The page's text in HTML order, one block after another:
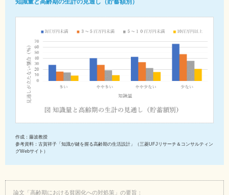
知識量と高齢期の生計の見通し（貯蓄額別）
作成：藤波教授
参考資料：古賀祥子「知識が鍵を握る高齢期の生活設計」（三菱UFJリサーチ＆コンサルティン
グWebサイト）
論文「高齢期における貧困化への対処策」の要旨：